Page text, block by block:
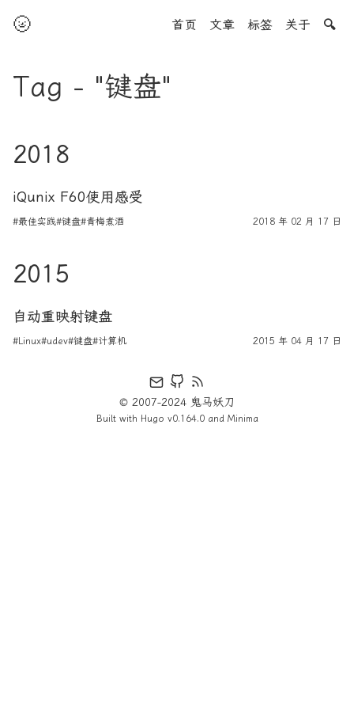
🌝 首页 文章 标签 关于 🔍
Tag - "键盘"
2018
iQunix F60使用感受
#最佳实践#键盘#青梅煮酒 2018 年 02 月 17 日
2015
自动重映射键盘
#Linux#udev#键盘#计算机 2015 年 04 月 17 日
© 2007-2024 鬼马妖刀
Built with Hugo v0.164.0 and Minima